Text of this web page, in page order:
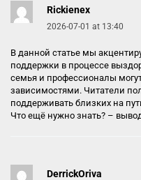
Rickienex
2026-07-01 at 13:40
В данной статье мы
поддержки в процессе
семья и профессионалы
зависимостями. Читатели
поддерживать близких на
Что ещё нужно знать? –
DerrickOriva